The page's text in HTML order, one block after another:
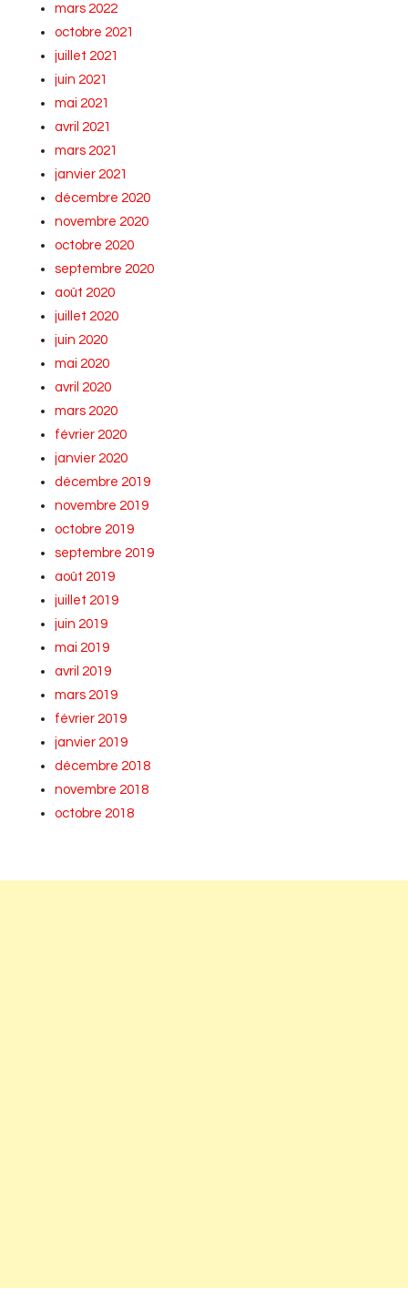
mars 2022
octobre 2021
juillet 2021
juin 2021
mai 2021
avril 2021
mars 2021
janvier 2021
décembre 2020
novembre 2020
octobre 2020
septembre 2020
août 2020
juillet 2020
juin 2020
mai 2020
avril 2020
mars 2020
février 2020
janvier 2020
décembre 2019
novembre 2019
octobre 2019
septembre 2019
août 2019
juillet 2019
juin 2019
mai 2019
avril 2019
mars 2019
février 2019
janvier 2019
décembre 2018
novembre 2018
octobre 2018